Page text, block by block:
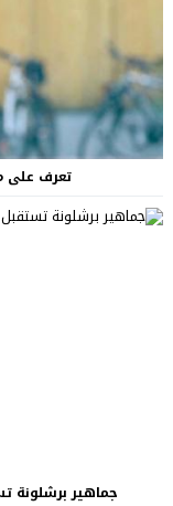
تعرف على
جماهير برشلونة